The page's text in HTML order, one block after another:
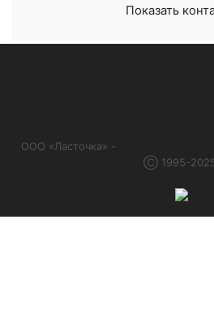
Показать
ООО «Ласточка» -
Ⓒ 1995-